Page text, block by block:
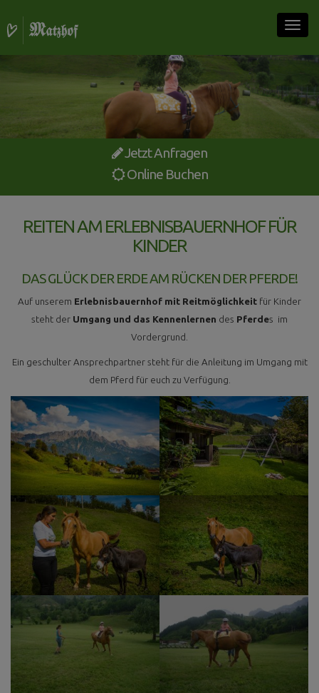
Jetzt Anfragen
Online Buchen
REITEN AM ERLEBNISBAUERNHOF FÜR
KINDER
DAS GLÜCK DER ERDE AM RÜCKEN DER PFERDE!
Auf unserem Erlebnisbauernhof mit Reitmöglichkeit für Kinder
steht der Umgang und das Kennenlernen des Pferdes im
Vordergrund.
Ein geschulter Ansprechpartner steht für die Anleitung im Umgang mit
dem Pferd für euch zu Verfügung.